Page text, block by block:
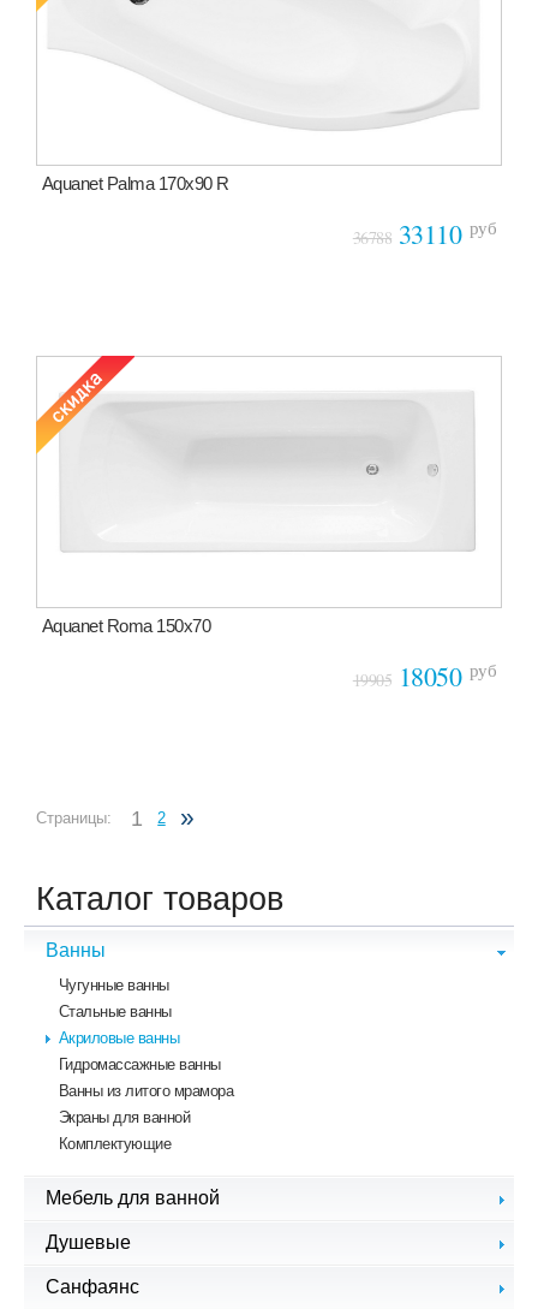
Каталог товаров
Ванны
Чугунные ванны
Стальные ванны
Акриловые ванны
Гидромассажные ванны
Ванны из литого мрамора
Экраны для ванной
Комплектующие
Мебель для ванной
Тумбы с раковиной
Душевые
Душевые кабины, уголки
Санфаянс
Aquanet Palma 170x90 R
36788 33110 руб
Aquanet Roma 150х70
19905 18050 руб
Страницы: 1 2 »